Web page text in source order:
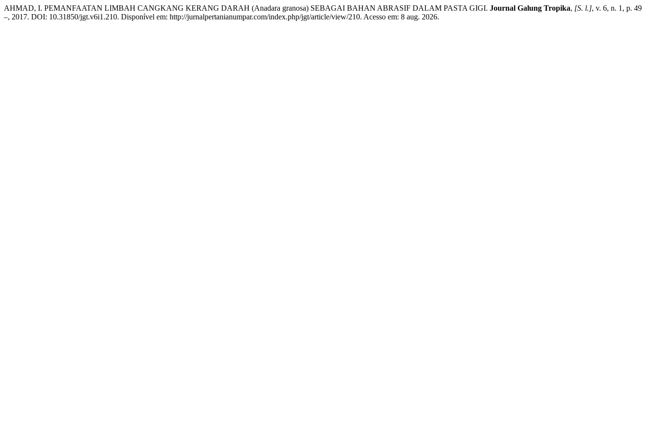
AHMAD, I. PEMANFAATAN LIMBAH CANGKANG KERANG DARAH (Anadara granosa) SEBAGAI BAHAN ABRASIF DALAM PASTA GIGI. Journal Galung Tropika, [S. l.], v. 6, n. 1, p. 49
–, 2017. DOI: 10.31850/jgt.v6i1.210. Disponível em: http://jurnalpertanianumpar.com/index.php/jgt/article/view/210. Acesso em: 8 aug. 2026.